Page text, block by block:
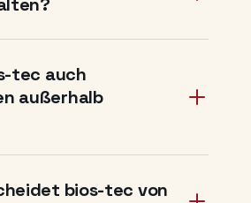
tec auch
außerhalb
bios-tec von